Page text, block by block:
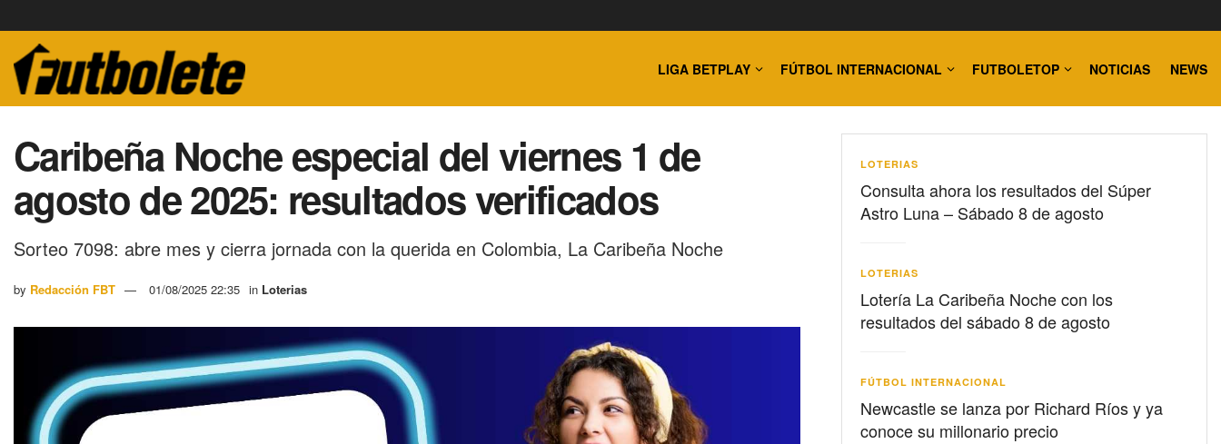
LIGA BETPLAY FÚTBOL INTERNACIONAL FUTBOLETOP NOTICIAS NEWS
Caribeña Noche especial del viernes 1 de
agosto de 2025: resultados verificados
Sorteo 7098: abre mes y cierra jornada con la querida en Colombia, La Caribeña Noche
by Redacción FBT 01/08/2025 22:35 in Loterias
LOTERIAS
Consulta ahora los resultados del Súper
Astro Luna – Sábado 8 de agosto
LOTERIAS
Lotería La Caribeña Noche con los
resultados del sábado 8 de agosto
FÚTBOL INTERNACIONAL
Newcastle se lanza por Richard Ríos y ya
conoce su millonario precio